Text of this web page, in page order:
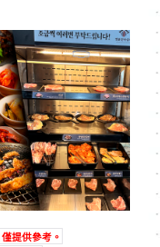
提供參考。